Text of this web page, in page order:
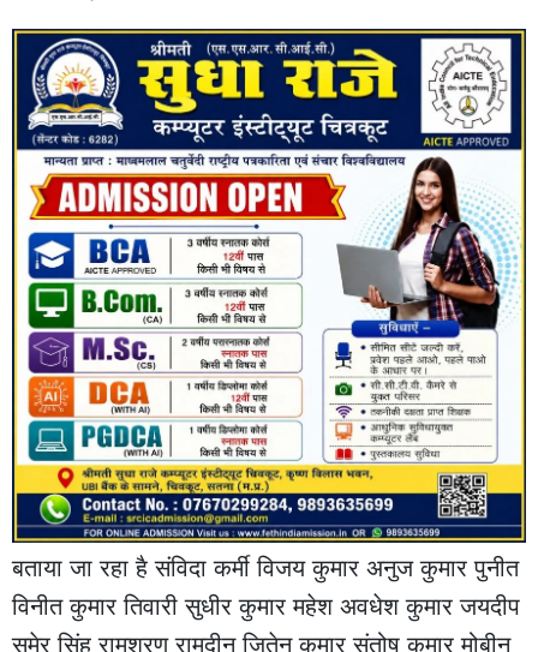
बताया जा रहा है संविदा कर्मी विजय कुमार अनुज कुमार पुनीत
विनीत कुमार तिवारी सुधीर कुमार महेश अवधेश कुमार जयदीप
सुमेर सिंह रामशरण रामदीन जितेन कुमार संतोष कुमार मोबीन